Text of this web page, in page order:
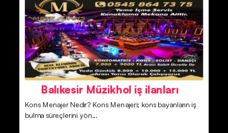
Balıkesir Müzikhol iş ilanları
Kons Menajer Nedir? Kons Menajeri; kons bayanların iş
bulma süreçlerini yön...